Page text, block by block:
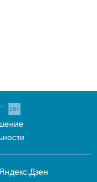
16+
Яндекс.Дзен